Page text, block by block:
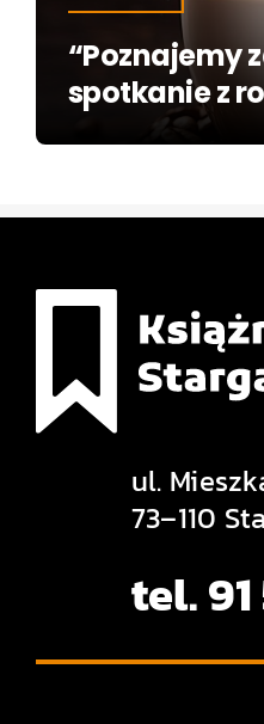
“Poznajemy
spotkanie z
ul.
73–110
tel.